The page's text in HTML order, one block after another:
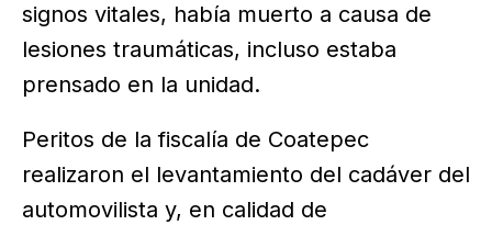
signos vitales, había muerto a causa de
lesiones traumáticas, incluso estaba
prensado en la unidad.
Peritos de la fiscalía de Coatepec
realizaron el levantamiento del cadáver del
automovilista y, en calidad de